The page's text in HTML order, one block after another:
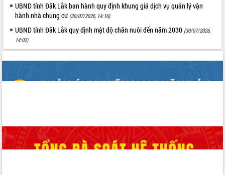
UBND tỉnh Đắk Lắk ban hành quy định khung giá dịch vụ quản lý vận
hành nhà chung cư (30/07/2026, 14:16)
UBND tỉnh Đắk Lắk quy định mật độ chăn nuôi đến năm 2030 (30/07/2026,
14:02)